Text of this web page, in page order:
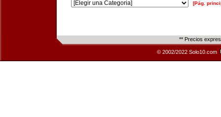
[Pág.
** Precios
© 2002/2022 Solo10.com